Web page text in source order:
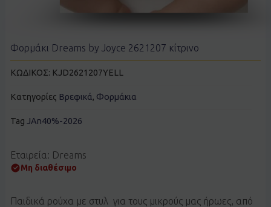
Φορμάκι Dreams by Joyce 2621207 κίτρινο
ΚΩΔΙΚΟΣ: KJD2621207YELL
Κατηγορίες Βρεφικά, Φορμάκια
Tag JAn40%-2026
Εταιρεία: Dreams
Μη διαθέσιμο
Παιδικά ρούχα με στυλ για τους μικρούς μας ήρωες, από